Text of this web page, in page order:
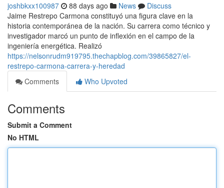
joshbkxx100987 88 days ago News
Discuss
Jaime Restrepo Carmona constituyó una figura clave en la
historia contemporánea de la nación. Su carrera como técnico y
investigador marcó un punto de inflexión en el campo de la
ingeniería energética. Realizó
https://nelsonrudm919795.thechapblog.com/39865827/el-
restrepo-carmona-carrera-y-heredad
Comments
Who Upvoted
Comments
Submit a Comment
No HTML